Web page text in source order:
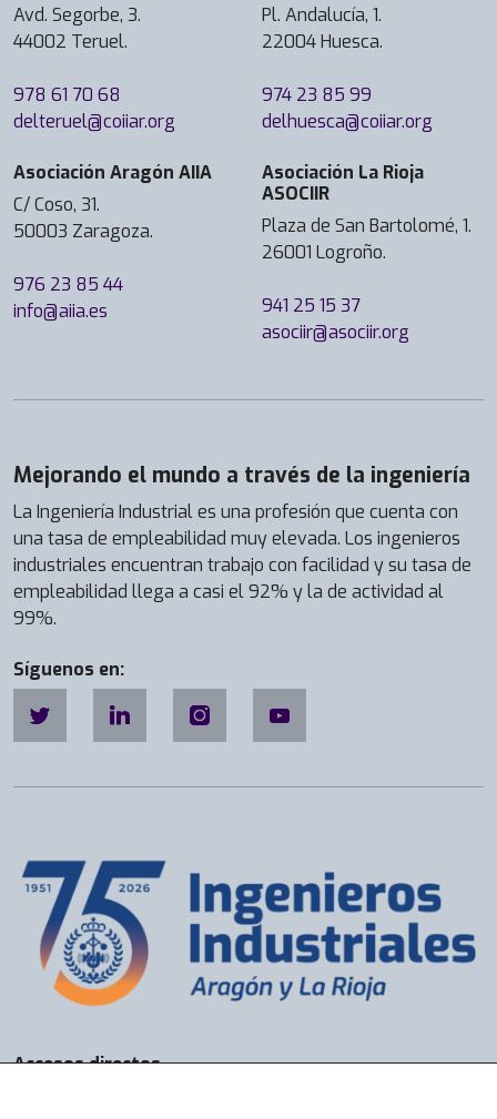
Avd. Segorbe, 3.
44002 Teruel.
978 61 70 68
delteruel@coiiar.org
Pl. Andalucía, 1.
22004 Huesca.
974 23 85 99
delhuesca@coiiar.org
Asociación Aragón AIIA
C/ Coso, 31.
50003 Zaragoza.
976 23 85 44
info@aiia.es
Asociación La Rioja
ASOCIIR
Plaza de San Bartolomé, 1.
26001 Logroño.
941 25 15 37
asociir@asociir.org
Mejorando el mundo a través de la ingeniería
La Ingeniería Industrial es una profesión que cuenta con
una tasa de empleabilidad muy elevada. Los ingenieros
industriales encuentran trabajo con facilidad y su tasa de
empleabilidad llega a casi el 92% y la de actividad al
99%.
Síguenos en:
Accesos directos